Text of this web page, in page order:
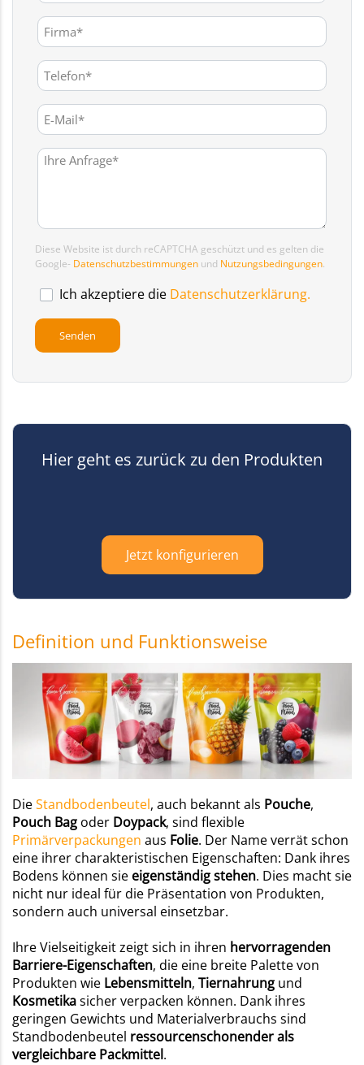
Diese Website ist durch reCAPTCHA geschützt und es gelten die
Google- Datenschutzbestimmungen und Nutzungsbedingungen.
Ich akzeptiere die Datenschutzerklärung.
Hier geht es zurück zu den Produkten
Jetzt konfigurieren
Definition und Funktionsweise
DieStandbodenbeutel, auch bekannt als Pouche,
Pouch Bag oder Doypack, sind flexible
Primärverpackungen aus Folie. Der Name verrät schon
eine ihrer charakteristischen Eigenschaften: Dank ihres
Bodens können sie eigenständig stehen. Dies macht sie
nicht nur ideal für die Präsentation von Produkten,
sondern auch universal einsetzbar.
Ihre Vielseitigkeit zeigt sich in ihren hervorragenden
Barriere-Eigenschaften, die eine breite Palette von
Produkten wie Lebensmitteln, Tiernahrung und
Kosmetikasicher verpacken können. Dank ihres
geringen Gewichts und Materialverbrauchs sind
Standbodenbeutel ressourcenschonender als
vergleichbare Packmittel.